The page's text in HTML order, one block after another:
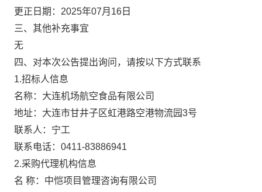
更正日期： 2025年07月 16 日
三、其他补充事宜
无
四、对本次公告提出询问，请按以下方式联系
1.招标人信息
名称：大连机场航空食品有限公司
地址：大连市甘井子区虹港路空港物流园3号
联系人：宁工
联系电话： 0411-83886941
2.采购代理机构信息
名 称：中恺项目管理咨询有限公司